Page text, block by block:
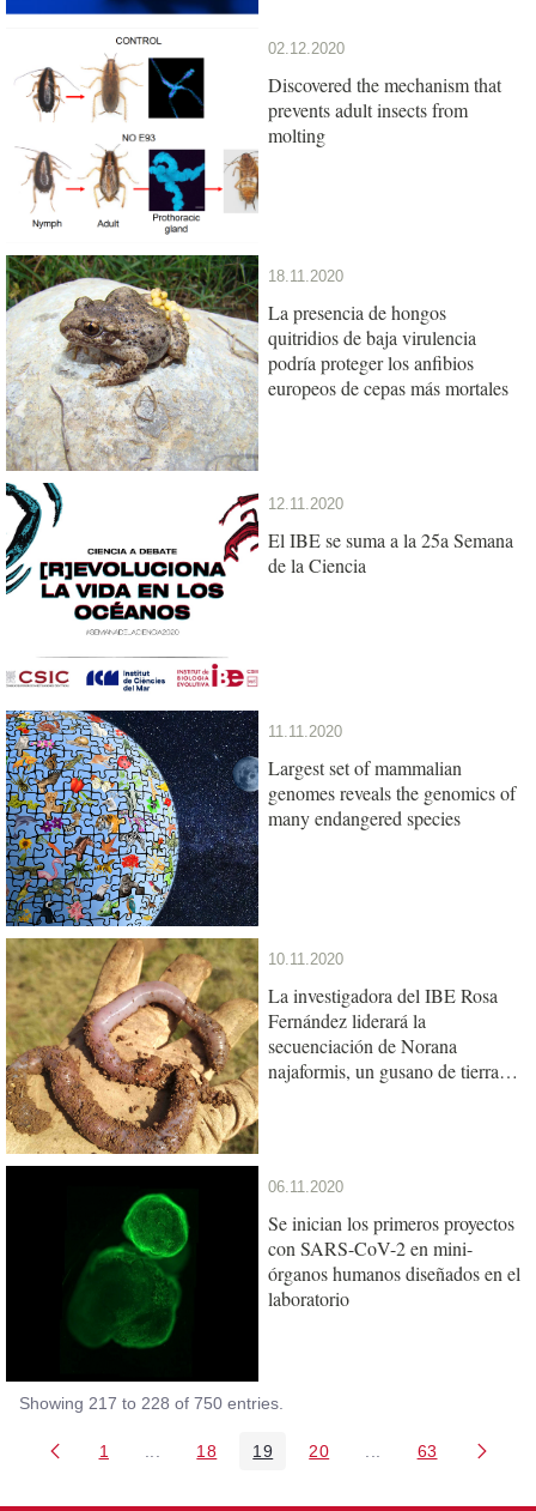
02.12.2020
Discovered the mechanism that
prevents adult insects from
molting
18.11.2020
La presencia de hongos
quitridios de baja virulencia
podría proteger los anfibios
europeos de cepas más mortales
12.11.2020
El IBE se suma a la 25a Semana
de la Ciencia
11.11.2020
Largest set of mammalian
genomes reveals the genomics of
many endangered species
10.11.2020
La investigadora del IBE Rosa
Fernández liderará la
secuenciación de Norana
najaformis, un gusano de tierra
06.11.2020
Se inician los primeros proyectos
con SARS-CoV-2 en mini-
órganos humanos diseñados en el
laboratorio
Showing 217 to 228 of 750 entries.
Page
1 Intermediate Pages Use TAB to navigate.
Page
18 Page
19 Page
20 Intermediate Pages
Page
63